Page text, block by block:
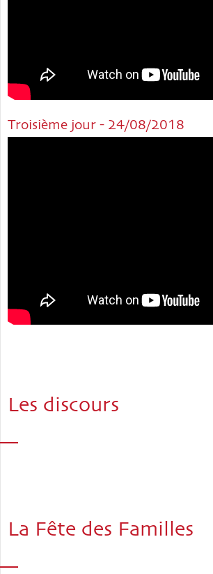
Troisième jour - 24/08/2018
Les discours
La Fête des Familles